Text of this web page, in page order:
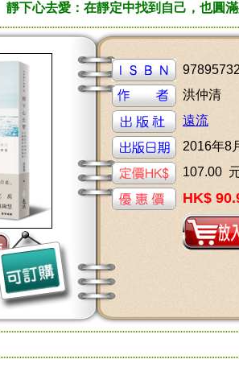
靜下心去愛：在靜定中找到自己，也圓
洪仲清
遠流
2016年8
107.00
HK$